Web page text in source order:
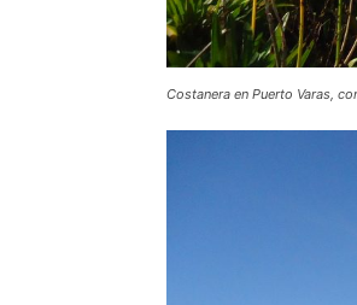
Costanera en Puerto Varas,